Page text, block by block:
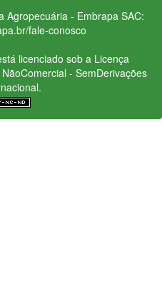
Agropecuária - Embrapa SAC:
fale-conosco
licenciado sob a Licença
- SemDerivações